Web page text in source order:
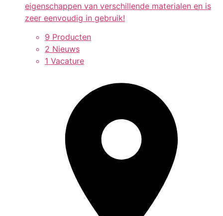
eigenschappen van verschillende materialen en is
zeer eenvoudig in gebruik!
9 Producten
2 Nieuws
1 Vacature